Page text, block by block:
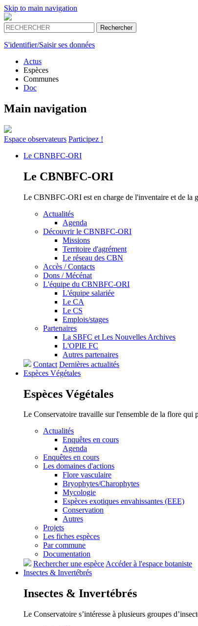
Skip to main navigation
S'identifier/Saisir ses données
Actus
Espèces
Communes
Doc
Main navigation
Espace observateurs Participez !
Le CBNBFC-ORI
Le CBNBFC-ORI
Le CBNBFC-ORI est en charge de l'inventaire et de la
Actualités
Agenda
Découvrir le CBNBFC-ORI
Missions
Territoire d'agrément
Le réseau des CBN
Accès / Contacts
Dons / Mécénat
L'équipe du CBNBFC-ORI
L'équipe salariée
Le CA
Le CS
Emplois/stages
Partenaires
La SBFC et Les Nouvelles Archives
L'OPIE FC
Autres partenaires
Contact Dernières actualités
Espèces Végétales
Espèces Végétales
Le Conservatoire travaille sur l'ensemble de la flore qui
Actualités
Enquêtes en cours
Agenda
Enquêtes en cours
Les domaines d'actions
Flore vasculaire
Bryophytes/Charophytes
Mycologie
Espèces exotiques envahissantes (EEE)
Conservation
Autres
Projets
Les fiches espèces
Par commune
Documentation
Rechercher une espèceAccéder à l'espace botaniste
Insectes & Invertébrés
Insectes & Invertébrés
Le Conservatoire s’intéresse à plusieurs groupes